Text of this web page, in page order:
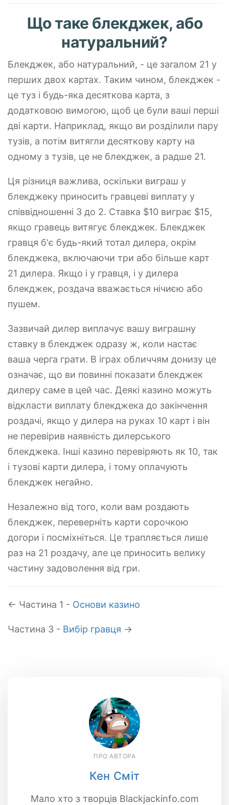
Що таке блекджек, або
натуральний?
Блекджек, або натуральний, - це загалом 21 у
перших двох картах. Таким чином, блекджек -
це туз і будь-яка десяткова карта, з
додатковою вимогою, щоб це були ваші перші
дві карти. Наприклад, якщо ви розділили пару
тузів, а потім витягли десяткову карту на
одному з тузів, це не блекджек, а радше 21.
Ця різниця важлива, оскільки виграш у
блекджеку приносить гравцеві виплату у
співвідношенні 3 до 2. Ставка $10 виграє $15,
якщо гравець витягує блекджек. Блекджек
гравця б'є будь-який тотал дилера, окрім
блекджека, включаючи три або більше карт
21 дилера. Якщо і у гравця, і у дилера
блекджек, роздача вважається нічиєю або
пушем.
Зазвичай дилер виплачує вашу виграшну
ставку в блекджек одразу ж, коли настає
ваша черга грати. В іграх обличчям донизу це
означає, що ви повинні показати блекджек
дилеру саме в цей час. Деякі казино можуть
відкласти виплату блекджека до закінчення
роздачі, якщо у дилера на руках 10 карт і він
не перевірив наявність дилерського
блекджека. Інші казино перевіряють як 10, так
і тузові карти дилера, і тому оплачують
блекджек негайно.
Незалежно від того, коли вам роздають
блекджек, переверніть карти сорочкою
догори і посміхніться. Це трапляється лише
раз на 21 роздачу, але це приносить велику
частину задоволення від гри.
← Частина 1 - Основи казино
Частина 3 - Вибір гравця →
ПРО АВТОРА
Кен Сміт
Мало хто з творців Blackjackinfo.com